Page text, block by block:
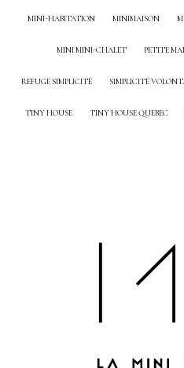
MINI-HABITATION MINIMAISON
MINI MINI-CHALET PETITE
REFUGE SIMPLICITÉ SIMPLICITÉ
TINY HOUSE TINY HOUSE QUEBEC